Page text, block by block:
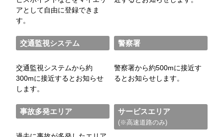
アとして自由に登録できま
す。
交通監視システム
交通監視システムから約
300mに接近するとお知らせ
します。
警察署
警察署から約500mに接近す
るとお知らせします。
事故多発エリア サービスエリア
(※高速道路のみ)